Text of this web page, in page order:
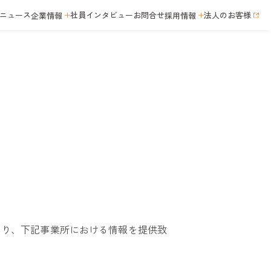
ニュース企業情報 社員インタビューお問合せ採用情報 法人のお客様
、下記事業所における情報を提供致